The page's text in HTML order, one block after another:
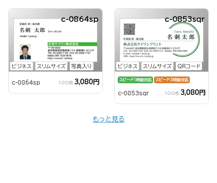
ビジネス スリムサイズ 写真入り
c-0864sp
c-0864sp 100枚 3,080円
ビジネス スリムサイズ QRコード
c-0853sqr
スピード1時間対応 スピード3時間対応
c-0853sqr 100枚 3,080円
もっと見る